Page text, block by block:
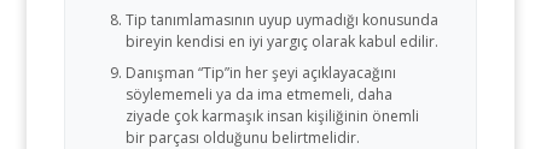
Tip tanımlamasının uyup uymadığı konusunda
bireyin kendisi en iyi yargıç olarak kabul edilir.
Danışman “Tip”in her şeyi açıklayacağını
söylememeli ya da ima etmemeli, daha
ziyade çok karmaşık insan kişiliğinin önemli
bir parçası olduğunu belirtmelidir.